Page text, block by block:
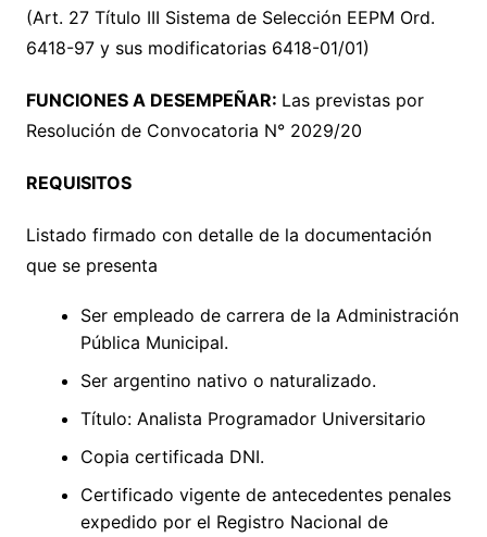
(Art. 27 Título III Sistema de Selección EEPM Ord.
6418-97 y sus modificatorias 6418-01/01)
FUNCIONES A DESEMPEÑAR: Las previstas por
Resolución de Convocatoria N° 2029/20
REQUISITOS
Listado firmado con detalle de la documentación
que se presenta
Ser empleado de carrera de la Administración
Pública Municipal.
Ser argentino nativo o naturalizado.
Título: Analista Programador Universitario
Copia certificada DNI.
Certificado vigente de antecedentes penales
expedido por el Registro Nacional de